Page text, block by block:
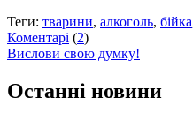
Теги: тварини, алкоголь, бійка
Коментарі (2)
Вислови свою думку!
Останні новини